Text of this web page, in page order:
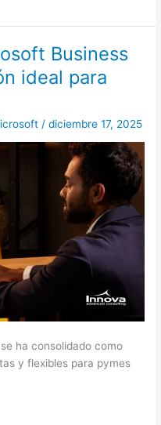
Business
ideal para
/diciembre 17, 2025
ha consolidado como
y flexibles para pymes